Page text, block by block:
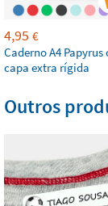
4,95 €
Caderno A4 Papyrus
capa extra rígida
Outros